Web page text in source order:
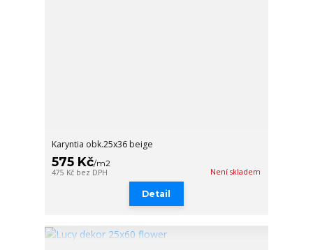
Karyntia obk.25x36 beige
575 Kč/m2
475 Kč bez DPH Není skladem
Detail